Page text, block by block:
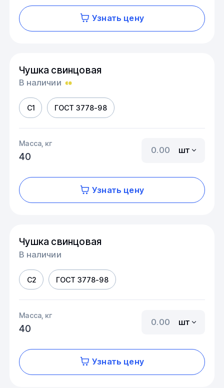
Узнать цену
Чушка свинцовая
В наличии
С1 ГОСТ 3778-98
Масса, кг
40
шт
Узнать цену
Чушка свинцовая
В наличии
С2 ГОСТ 3778-98
Масса, кг
40
шт
Узнать цену